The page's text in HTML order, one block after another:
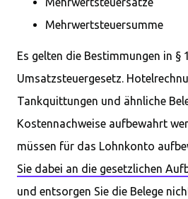
Mehrwertsteuersumme
Es gelten die Bestimmungen in §
Umsatzsteuergesetz.
Tankquittungen und ähnliche
Kostennachweise aufbewahrt
müssen für das Lohnkonto
Sie dabei an die gesetzlichen
und entsorgen Sie die Belege